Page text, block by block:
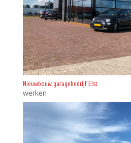
Nieuwbouw garagebedrijf Elst
werken